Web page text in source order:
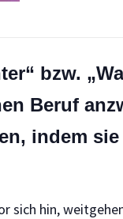
bzw.
Beruf
indem
sich hin,